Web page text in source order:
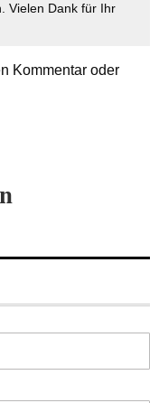
Vielen Dank für Ihr
Kommentar oder